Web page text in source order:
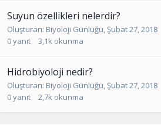
Suyun özellikleri nelerdir?
Oluşturan: Biyoloji Günlüğü,Şubat 27, 2018
0yanıt 3,1k okunma
Hidrobiyoloji nedir?
Oluşturan: Biyoloji Günlüğü,Şubat 27, 2018
0yanıt 2,7k okunma